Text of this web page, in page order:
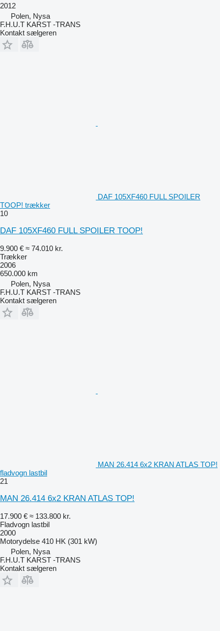
2012
Polen, Nysa
F.H.U.T KARST -TRANS
Kontakt sælgeren
DAF 105XF460 FULL SPOILER
TOOP! trækker
10
DAF 105XF460 FULL SPOILER TOOP!
9.900 € ≈ 74.010 kr.
Trækker
2006
650.000 km
Polen, Nysa
F.H.U.T KARST -TRANS
Kontakt sælgeren
MAN 26.414 6x2 KRAN ATLAS TOP!
fladvogn lastbil
21
MAN 26.414 6x2 KRAN ATLAS TOP!
17.900 € ≈ 133.800 kr.
Fladvogn lastbil
2000
Motorydelse 410 HK (301 kW)
Polen, Nysa
F.H.U.T KARST -TRANS
Kontakt sælgeren